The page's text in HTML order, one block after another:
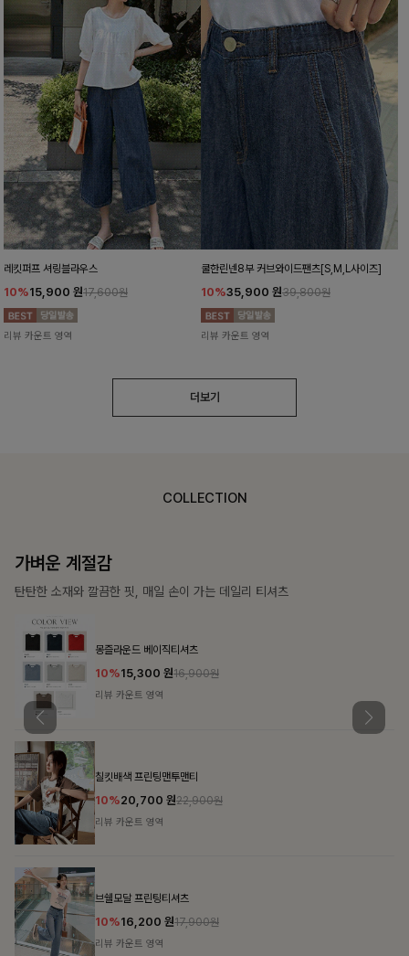
레킷퍼프 셔링블라우스
10%15,900 원17,600원
리뷰 카운트 영역
쿨한린넨8부 커브와이드팬츠[S,M,L사이즈]
10%35,900 원39,800원
리뷰 카운트 영역
더보기
COLLECTION
가장 쉬운 코디
특별한 날부터 일상까지 함께하는 룩